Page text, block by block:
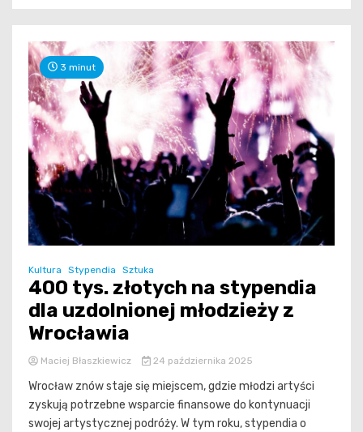
3 minut
Kultura Stypendia Sztuka
400 tys. złotych na stypendia
dla uzdolnionej młodzieży z
Wrocławia
Maciej Błaszkiewicz 24 października 2025
Wrocław znów staje się miejscem, gdzie młodzi artyści
zyskują potrzebne wsparcie finansowe do kontynuacji
swojej artystycznej podróży. W tym roku, stypendia o